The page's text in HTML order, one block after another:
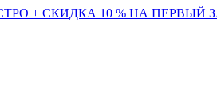
+ СКИДКА 10 % НА ПЕРВЫЙ